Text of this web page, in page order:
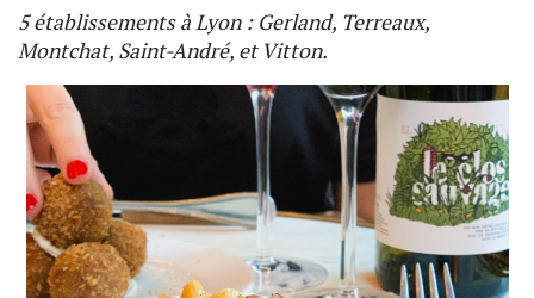
5 établissements à Lyon : Gerland, Terreaux,
Montchat, Saint-André, et Vitton.